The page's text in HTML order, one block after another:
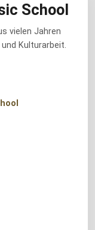
School
vielen Jahren
Kulturarbeit.